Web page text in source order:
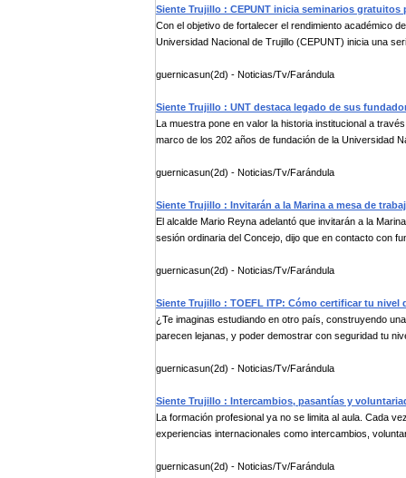
Siente Trujillo : CEPUNT inicia seminarios gratuitos
Con el objetivo de fortalecer el rendimiento académico
Universidad Nacional de Trujillo (CEPUNT) inicia una
guernicasun(2d) - Noticias/Tv/Farándula
Siente Trujillo : UNT destaca legado de sus
La muestra pone en valor la historia institucional a
marco de los 202 años de fundación de la Universidad
guernicasun(2d) - Noticias/Tv/Farándula
Siente Trujillo : Invitarán a la Marina a mesa de
El alcalde Mario Reyna adelantó que invitarán a la
sesión ordinaria del Concejo, dijo que en contacto con
guernicasun(2d) - Noticias/Tv/Farándula
Siente Trujillo : TOEFL ITP: Cómo certificar tu nivel
¿Te imaginas estudiando en otro país, construyendo
parecen lejanas, y poder demostrar con seguridad tu
guernicasun(2d) - Noticias/Tv/Farándula
Siente Trujillo : Intercambios, pasantías y
La formación profesional ya no se limita al aula. Cada
experiencias internacionales como intercambios,
guernicasun(2d) - Noticias/Tv/Farándula